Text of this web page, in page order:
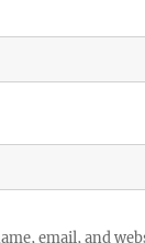
email, and